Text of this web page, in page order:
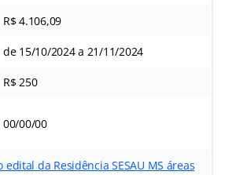
R$ 4.106,09
de 15/10/2024 a 21/11/2024
R$ 250
00/00/00
da Residência SESAU MS áreas